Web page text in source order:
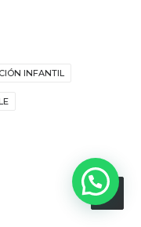
INFANTIL